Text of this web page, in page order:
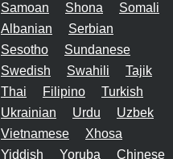
Samoan
Shona
Somali
Albanian
Serbian
Sesotho
Sundanese
Swedish
Swahili
Tajik
Thai
Filipino
Turkish
Ukrainian
Urdu
Uzbek
Vietnamese
Xhosa
Yiddish
Yoruba Chinese